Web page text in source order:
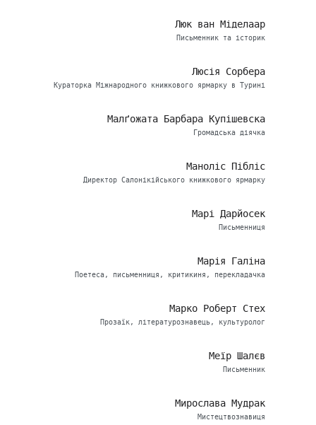
Люк ван Міделаар
Письменник та історик
Люсія Сорбера
Кураторка Міжнародного книжкового ярмарку в Турині
Малґожата Барбара Купішевска
Громадська діячка
Маноліс Пібліс
Директор Салонікійського книжкового ярмарку
Марі Дарйосек
Письменниця
Марія Галіна
Поетеса, письменниця, критикиня, перекладачка
Марко Роберт Стех
Прозаїк, літературознавець, культуролог
Меїр Шалєв
Письменник
Мирослава Мудрак
Мистецтвознавиця